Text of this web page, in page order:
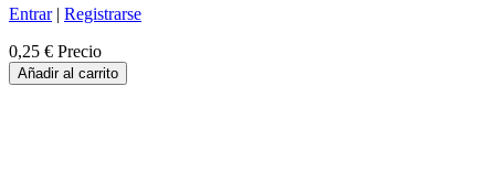
Entrar| Registrarse
0,25 € Precio
Añadir al carrito